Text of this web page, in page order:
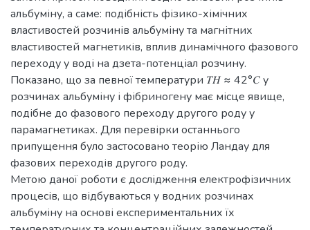
альбуміну, а саме: подібність фізико-хімічних
властивостей розчинів альбуміну та магнітних
властивостей магнетиків, вплив динамічного фазового
переходу у воді на дзета-потенціал розчину.
Показано, що за певної температури 𝑇𝐻 ≈ 42°𝐶 у
розчинах альбуміну і фібриногену має місце явище,
подібне до фазового переходу другого роду у
парамагнетиках. Для перевірки останнього
припущення було застосовано теорію Ландау для
фазових переходів другого роду.
Метою даної роботи є дослідження електрофізичних
процесів, що відбуваються у водних розчинах
альбуміну на основі експериментальних їх